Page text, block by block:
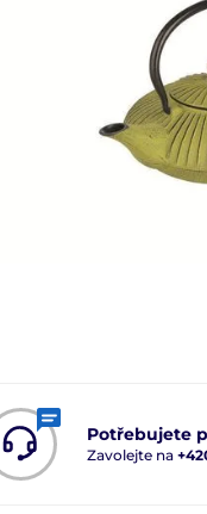
Potřebujete
Zavolejte na